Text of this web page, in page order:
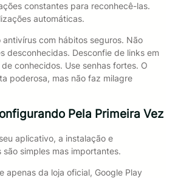
constantes para reconhecê-las.
automáticas.
antivírus com hábitos seguros. Não
desconhecidas. Desconfie de links em
conhecidos. Use senhas fortes. O
poderosa, mas não faz milagre
Pela Primeira Vez
aplicativo, a instalação e
simples mas importantes.
apenas da loja oficial, Google Play